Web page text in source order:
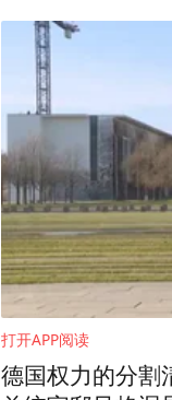
能出现的结果
连战、宋楚瑜
面临的一个最大
自1996年开始“
看他楼塌了”的
打开APP阅读
德国权力的分割